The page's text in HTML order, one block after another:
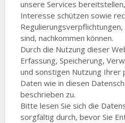
unsere Services
Interesse schützen sowie
sind, nachkommen können.
Durch die Nutzung dieser
Erfassung, Speicherung,
und sonstigen Nutzung Ihrer
Daten wie in diesen
beschrieben zu.
Bitte lesen Sie sich die
sorgfältig durch, bevor Sie